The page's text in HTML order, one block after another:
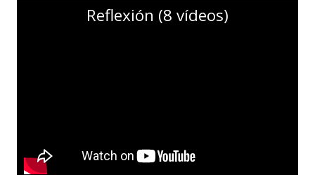
Reflexión (8 vídeos)